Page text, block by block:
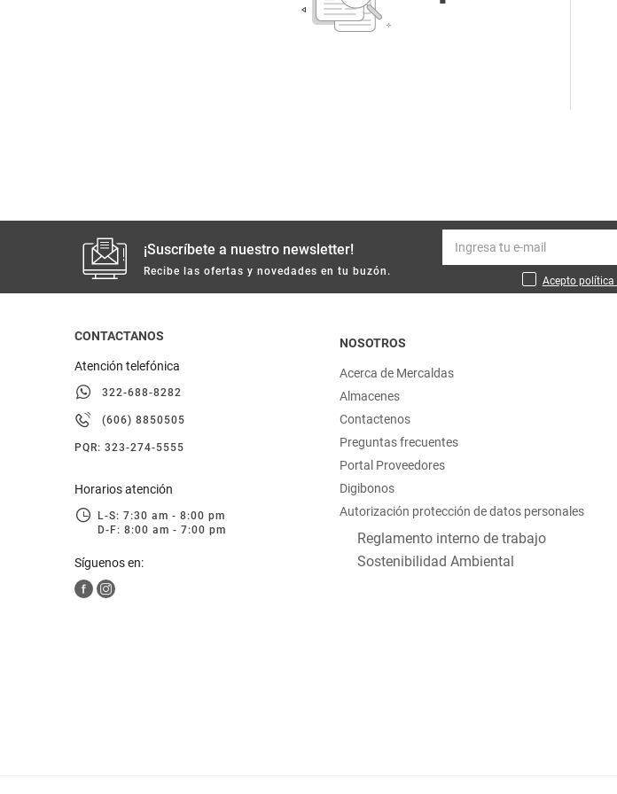
limpieza
otros
hogar
moda
deportes
¡Suscríbete a nuestro newsletter!
Recibe las ofertas y novedades en tu buzón.
Acepto política
CONTACTANOS
Atención telefónica
322-688-8282
(606) 8850505
PQR: 323-274-5555
Horarios atención
L-S: 7:30 am - 8:00 pm
D-F: 8:00 am - 7:00 pm
Síguenos en:
NOSOTROS
Acerca de Mercaldas
Almacenes
Contactenos
Preguntas frecuentes
Portal Proveedores
Digibonos
Autorización protección de datos personales
Reglamento interno de trabajo
Sostenibilidad Ambiental
Arroz